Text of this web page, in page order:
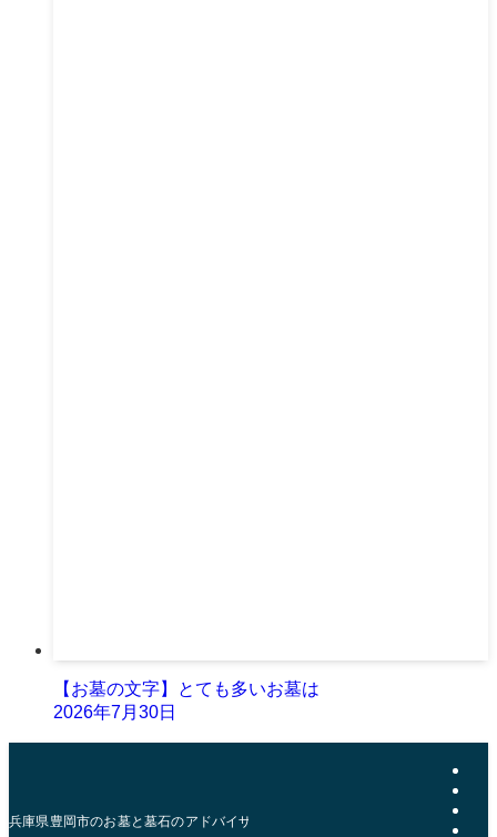
【お墓の文字】とても多いお墓は
2026年7月30日
兵庫県豊岡市のお墓と墓石のアドバイザー | おおきた石材店